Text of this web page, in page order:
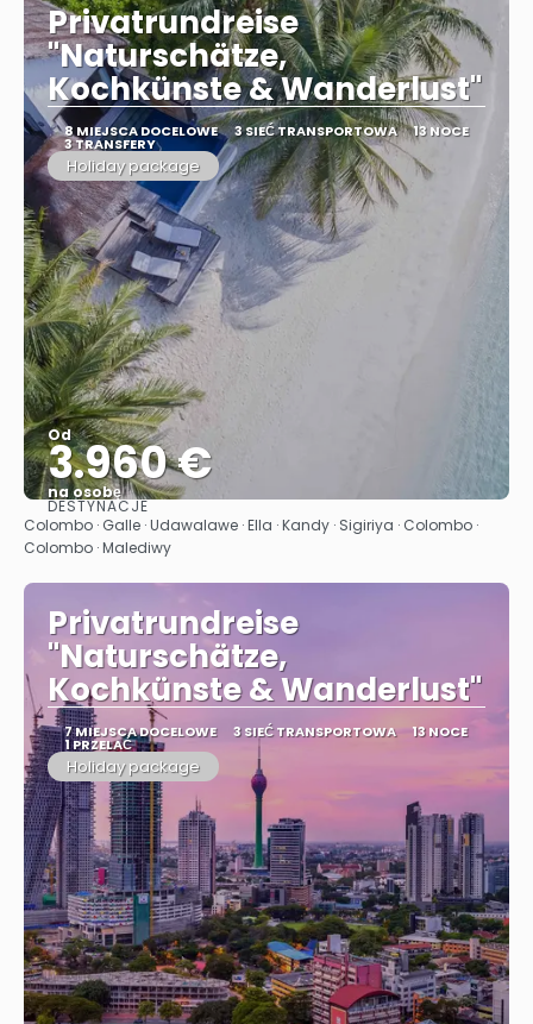
Privatrundreise
"Naturschätze,
Kochkünste & Wanderlust"
8 MIEJSCA DOCELOWE 3 SIEĆ TRANSPORTOWA 13 NOCE
3 TRANSFERY
Holiday package
Od
3.960 €
na osobę
Zobacz
DESTYNACJE
Colombo · Galle · Udawalawe · Ella · Kandy · Sigiriya · Colombo ·
Colombo · Malediwy
Privatrundreise
"Naturschätze,
Kochkünste & Wanderlust"
7 MIEJSCA DOCELOWE 3 SIEĆ TRANSPORTOWA 13 NOCE
1 PRZELAĆ
Holiday package